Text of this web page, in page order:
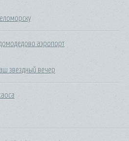
аэропорт
звездный вечер